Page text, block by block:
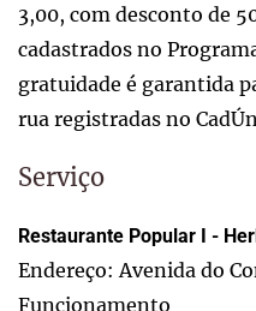
3,00, com desconto de
cadastrados no
gratuidade é garantida
rua registradas no
Serviço
Restaurante Popular I -
Endereço: Avenida do
Funcionamento